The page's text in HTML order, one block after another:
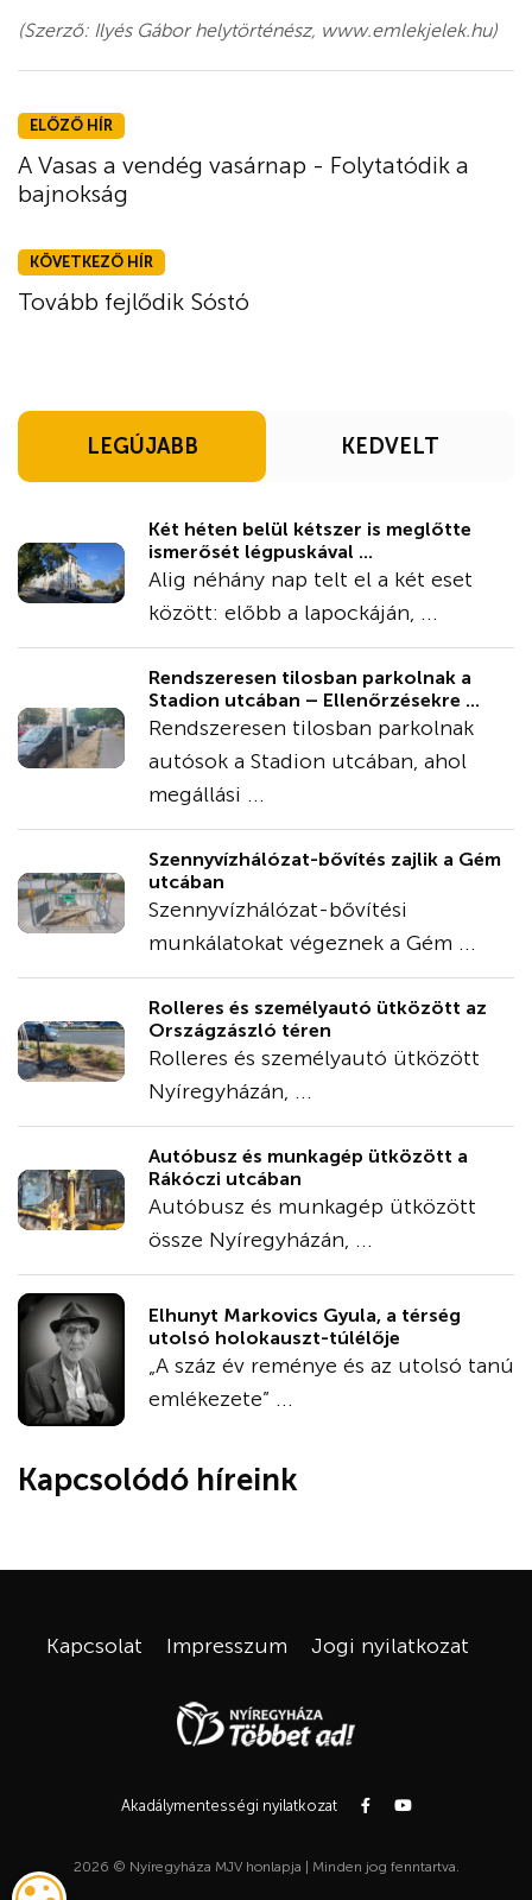
(Szerző: Ilyés Gábor helytörténész, www.emlekjelek.hu)
ELŐZŐ HÍR
A Vasas a vendég vasárnap - Folytatódik a
bajnokság
KÖVETKEZŐ HÍR
Tovább fejlődik Sóstó
LEGÚJABB KEDVELT
Két héten belül kétszer is meglőtte
ismerősét légpuskával ...
Alig néhány nap telt el a két eset
között: előbb a lapockáján, ...
Rendszeresen tilosban parkolnak a
Stadion utcában – Ellenőrzésekre ...
Rendszeresen tilosban parkolnak
autósok a Stadion utcában, ahol
megállási ...
Szennyvízhálózat-bővítés zajlik a Gém
utcában
Szennyvízhálózat-bővítési
munkálatokat végeznek a Gém ...
Rolleres és személyautó ütközött az
Országzászló téren
Rolleres és személyautó ütközött
Nyíregyházán, ...
Autóbusz és munkagép ütközött a
Rákóczi utcában
Autóbusz és munkagép ütközött
össze Nyíregyházán, ...
Elhunyt Markovics Gyula, a térség
utolsó holokauszt-túlélője
„A száz év reménye és az utolsó tanú
emlékezete” ...
Kapcsolódó híreink
Kapcsolat Impresszum Jogi nyilatkozat
Akadálymentességi nyilatkozat
2026 © Nyíregyháza MJV honlapja | Minden jog fenntartva.